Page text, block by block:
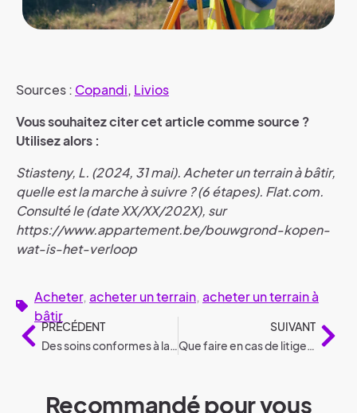
Sources : Copandi, Livios
Vous souhaitez citer cet article comme source ?
Utilisez alors :
Stiasteny, L. (2024, 31 mai). Acheter un terrain à bâtir,
quelle est la marche à suivre ? (6 étapes). Flat.com.
Consulté le (date XX/XX/202X), sur
https://www.appartement.be/bouwgrond-kopen-
wat-is-het-verloop
Acheter, acheter un terrain, acheter un terrain à
bâtir
PRÉCÉDENT
Des soins conformes à la législation
SUIVANT
Que faire en cas de litige dans le domaine de la construction ?
Recommandé pour vous